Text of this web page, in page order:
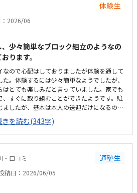
体験生
2026/06
少々簡単なブロック組立のようなの
ります。
ので心配はしておりましたが体験を通して
。体験するには少々簡単なようでしたが、
とても楽しみだと言っていました。家でも
、すぐに取り組むことができたようです。駐
したが、基本は本人の送迎だけになるので
ちかでなくても車なので問題ないです落ち着
ペースが子供の人数には狭いのではないかと
もしくは90分ではなく120分だといいかな
回の月4回でしたので、少し高いと感じまし
きを読む(343字)
・口コミ 通塾生
稿日：2026/06/05